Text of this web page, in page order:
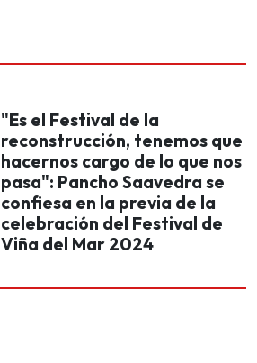
"Es el Festival de la
reconstrucción, tenemos que
hacernos cargo de lo que nos
pasa": Pancho Saavedra se
confiesa en la previa de la
celebración del Festival de
Viña del Mar 2024